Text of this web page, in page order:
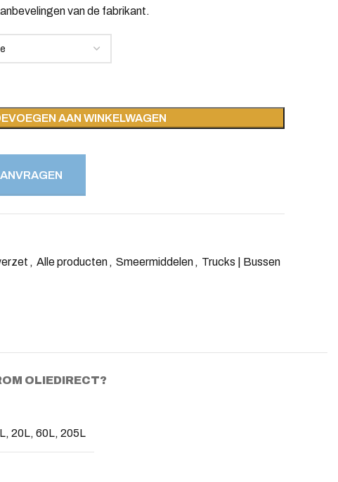
van de fabrikant.
AAN WINKELWAGEN
, Alle producten , Smeermiddelen , Trucks | Bussen
OLIEDIRECT?
20L, 60L, 205L